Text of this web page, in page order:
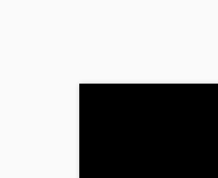
この度は弊社が売主
清瀬市中清戸5 売地